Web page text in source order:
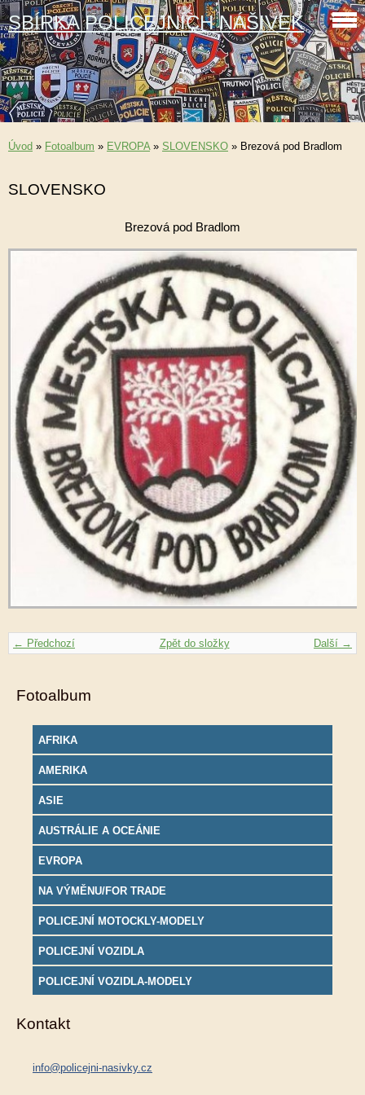
SBÍRKA POLICEJNÍCH NÁŠIVEK
Úvod » Fotoalbum » EVROPA» SLOVENSKO » Brezová pod Bradlom
SLOVENSKO
Brezová pod Bradlom
← Předchozí Další →
Zpět do složky
Fotoalbum
AFRIKA
AMERIKA
ASIE
AUSTRÁLIE A OCEÁNIE
EVROPA
NA VÝMĚNU/FOR TRADE
POLICEJNÍ MOTOCKLY-MODELY
POLICEJNÍ VOZIDLA
POLICEJNÍ VOZIDLA-MODELY
Kontakt
info@policejni-nasivky.cz